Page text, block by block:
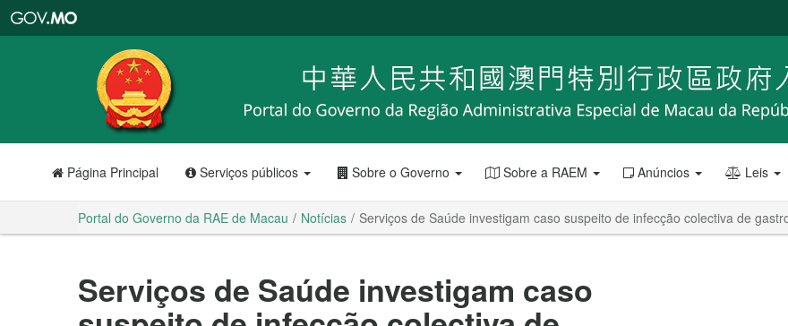
RAE
de
Macau
Página Principal Serviços públicos Sobre o Governo Sobre a RAEM Anúncios Leis
Portal do Governo da RAE de Macau Notícias Serviços de Saúde investigam caso suspeito de infecção colectiva de
Serviços de Saúde investigam caso